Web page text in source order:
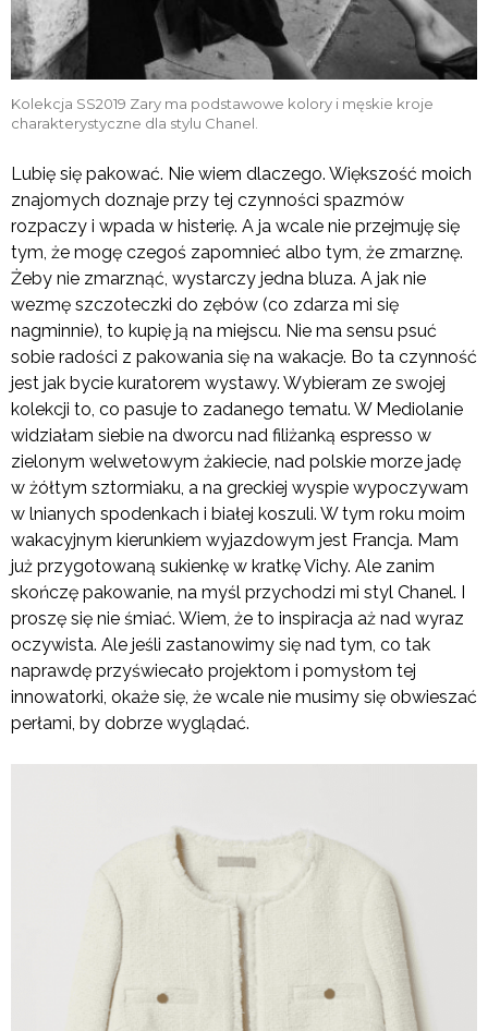
Kolekcja SS2019 Zary ma podstawowe kolory i męskie kroje
charakterystyczne dla stylu Chanel.
Lubię się pakować. Nie wiem dlaczego. Większość moich
znajomych doznaje przy tej czynności spazmów
rozpaczy i wpada w histerię. A ja wcale nie przejmuję się
tym, że mogę czegoś zapomnieć albo tym, że zmarznę.
Żeby nie zmarznąć, wystarczy jedna bluza. A jak nie
wezmę szczoteczki do zębów (co zdarza mi się
nagminnie), to kupię ją na miejscu. Nie ma sensu psuć
sobie radości z pakowania się na wakacje. Bo ta czynność
jest jak bycie kuratorem wystawy. Wybieram ze swojej
kolekcji to, co pasuje to zadanego tematu. W Mediolanie
widziałam siebie na dworcu nad filiżanką espresso w
zielonym welwetowym żakiecie, nad polskie morze jadę
w żółtym sztormiaku, a na greckiej wyspie wypoczywam
w lnianych spodenkach i białej koszuli. W tym roku moim
wakacyjnym kierunkiem wyjazdowym jest Francja. Mam
już przygotowaną sukienkę w kratkę Vichy. Ale zanim
skończę pakowanie, na myśl przychodzi mi styl Chanel. I
proszę się nie śmiać. Wiem, że to inspiracja aż nad wyraz
oczywista. Ale jeśli zastanowimy się nad tym, co tak
naprawdę przyświecało projektom i pomysłom tej
innowatorki, okaże się, że wcale nie musimy się obwieszać
perłami, by dobrze wyglądać.